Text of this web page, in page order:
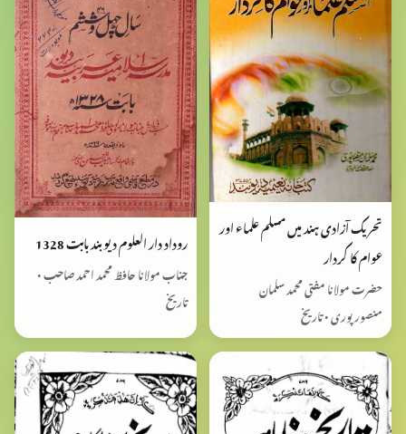
تحریک آزادی ہند میں مسلم علماء اور
عوام کا کردار
حضرت مولانا مفتی محمد سلمان
منصورپوری • تاریخ
روداد دار العلوم دیوبند بابت 1328
جناب مولانا حافظ محمد احمد صاحب •
تاریخ